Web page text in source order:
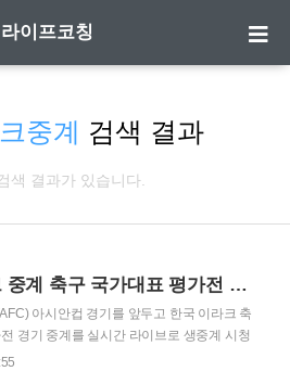
라이프코칭
중계 검색 결과
색 결과가 있습니다.
한국 이라크 중계 축구 국가대표 평가전 대한민국 실시간 생중계 라이브 인터넷 무료 시청
아시안컵 경기를 앞두고 한국 이라크 축
경기 중계를 실시간 라이브로 생중계 시청
많으신데요. 모바일, PC, 태블릿 등으로 시